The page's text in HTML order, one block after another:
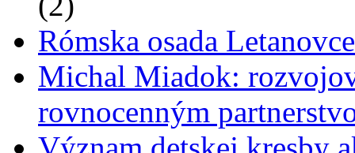
Rómska osada
Michal Miadok:
rovnocenným